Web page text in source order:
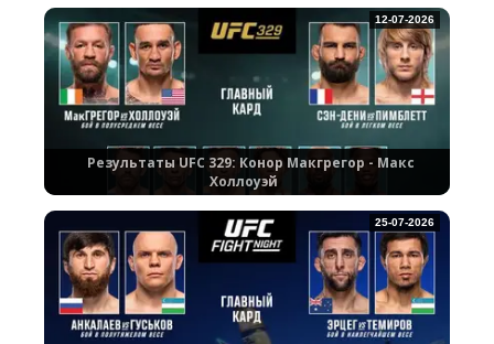
Результаты UFC 329: Конор Макгрегор - Макс
Холлоуэй
12-07-2026
25-07-2026